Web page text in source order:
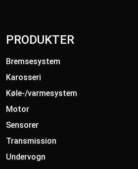
PRODUKTER
Bremsesystem
Karosseri
Køle-/varmesystem
Motor
Sensorer
Transmission
Undervogn